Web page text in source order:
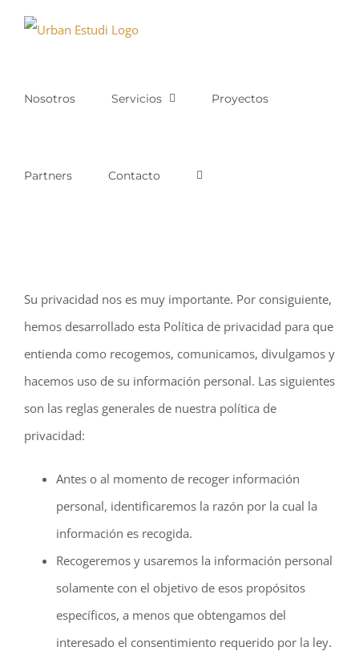
Saltar
Nosotros Servicios Proyectos
Partners Contacto
Su privacidad nos es muy importante. Por consiguiente,
hemos desarrollado esta Política de privacidad para que
entienda como recogemos, comunicamos, divulgamos y
hacemos uso de su información personal. Las siguientes
son las reglas generales de nuestra política de
privacidad:
Antes o al momento de recoger información
personal, identificaremos la razón por la cual la
información es recogida.
Recogeremos y usaremos la información personal
solamente con el objetivo de esos propósitos
específicos, a menos que obtengamos del
interesado el consentimiento requerido por la ley.